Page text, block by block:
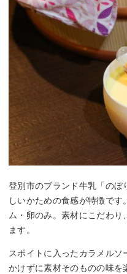
登別市のブランド牛乳「のぼ
しいかための食感が特徴で
ム・卵のみ。素材にこだわ
ます。
スポイトに入ったカラメル
かけずに素材そのものの味を